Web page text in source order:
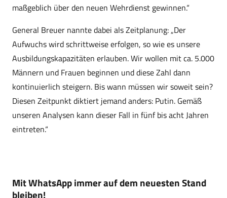
maßgeblich über den neuen Wehrdienst gewinnen.“
General Breuer nannte dabei als Zeitplanung: „Der
Aufwuchs wird schrittweise erfolgen, so wie es unsere
Ausbildungskapazitäten erlauben. Wir wollen mit ca. 5.000
Männern und Frauen beginnen und diese Zahl dann
kontinuierlich steigern. Bis wann müssen wir soweit sein?
Diesen Zeitpunkt diktiert jemand anders: Putin. Gemäß
unseren Analysen kann dieser Fall in fünf bis acht Jahren
eintreten.“
Mit WhatsApp immer auf dem neuesten Stand
bleiben!